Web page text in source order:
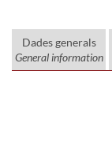
Dades generals
General information